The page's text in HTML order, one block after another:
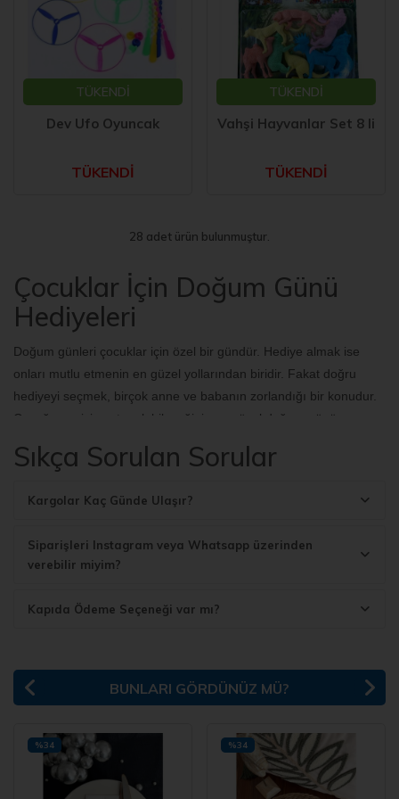
TÜKENDİ
Dev Ufo Oyuncak
TÜKENDİ
TÜKENDİ
Vahşi Hayvanlar Set 8 li
TÜKENDİ
28 adet ürün bulunmuştur.
Çocuklar İçin Doğum Günü
Hediyeleri
Doğum günleri çocuklar için özel bir gündür. Hediye almak ise
onları mutlu etmenin en güzel yollarından biridir. Fakat doğru
hediyeyi seçmek, birçok anne ve babanın zorlandığı bir konudur.
Çocuğunuz için satın alabileceğiniz en güzel doğum günü
Solo Test Zeka Oyunu
Solo test zeka oyunu, çocukların dikkatlerini ve el-göz
Üstelik her kuşağın keyifle oynadığı bir oyundur. Bu nedenle
Zeka Küpü Kelime Oyunu
Çocuklar için en güzel doğum günü hediyeleri arasında zeka
küpü kelime oyununa da yer verebilirsiniz. Bu oyun, çocukların
dil becerilerini geliştirmede oldukça faydalı. Üstelik hem
Sıkça Sorulan Sorular
Kargolar Kaç Günde Ulaşır?
Siparişleri Instagram veya Whatsapp üzerinden
verebilir miyim?
Kapıda Ödeme Seçeneği var mı?
BUNLARI GÖRDÜNÜZ MÜ?
%34 %34